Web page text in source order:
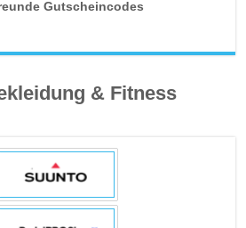
Gutscheincodes
& Fitness